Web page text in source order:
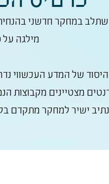
במחקר חדשני
מילגה על סך
של המדע העכשווי
מצטיינים מקבוצות
ישיר למחקר מתקדם